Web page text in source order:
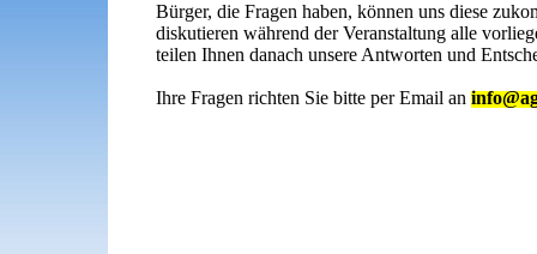
Bürger, die Fragen haben, können uns diese
diskutieren während der Veranstaltung alle
teilen Ihnen danach unsere Antworten und
Ihre Fragen richten Sie bitte per Email an